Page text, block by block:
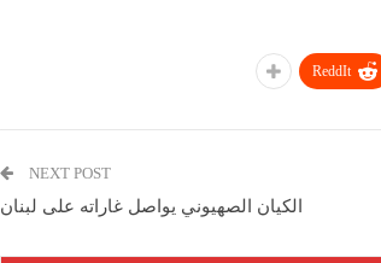
ReddIt
NEXT POST
الكيان الصهيوني يواصل غاراته على لبنان